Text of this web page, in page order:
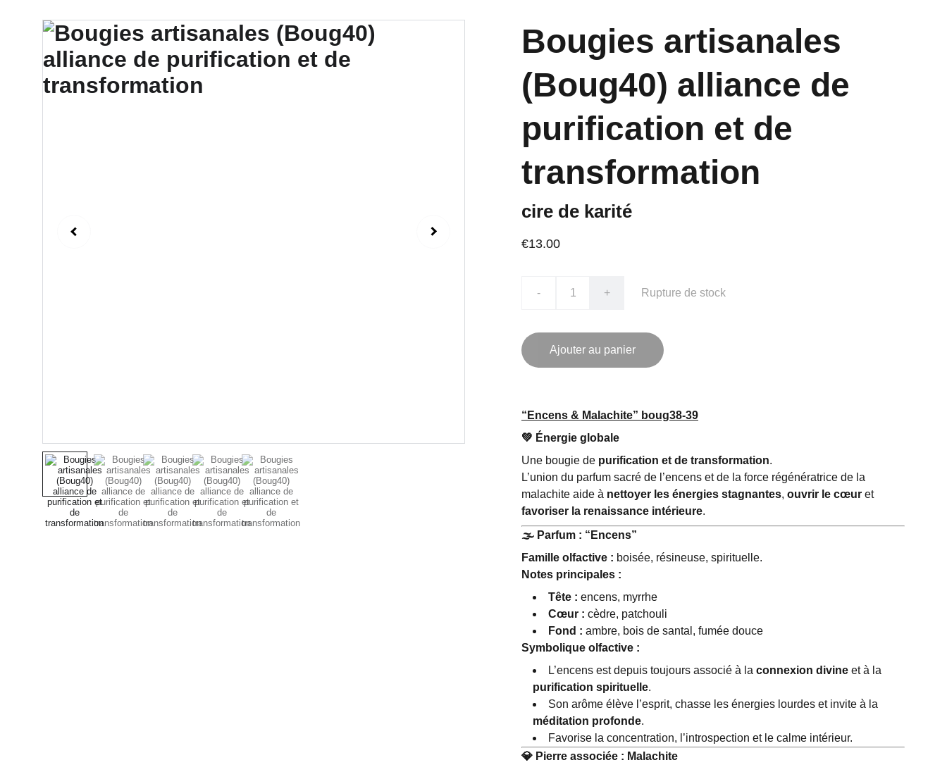
Bougies artisanales
(Boug40) alliance de
purification et de
transformation
cire de karité
€13.00
- + Rupture de stock
Ajouter au panier
“Encens & Malachite” boug38-39
💚 Énergie globale
Une bougie de purification et de transformation.
L’union du parfum sacré de l’encens et de la force régénératrice de la
malachite aide à nettoyer les énergies stagnantes, ouvrir le cœur et
favoriser la renaissance intérieure.
🌫 ️ Parfum : “Encens”
Famille olfactive : boisée, résineuse, spirituelle.
Notes principales :
Tête : encens, myrrhe
Cœur : cèdre, patchouli
Fond : ambre, bois de santal, fumée douce
Symbolique olfactive :
L’encens est depuis toujours associé à la connexion divine et à la
purification spirituelle.
Son arôme élève l’esprit, chasse les énergies lourdes et invite à la
méditation profonde.
Favorise la concentration, l’introspection et le calme intérieur.
💎 Pierre associée : Malachite